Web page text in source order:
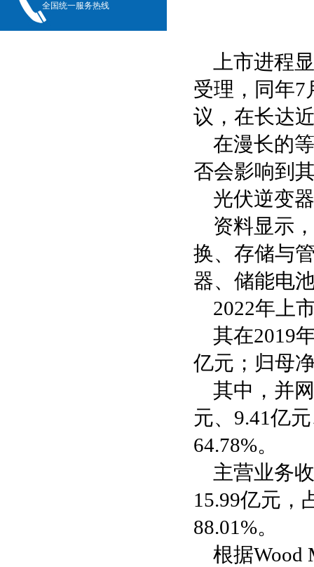
全国统一服务热线
上市进程
受理，同年7
议，在长达
在漫长的
否会影响到
光伏逆变
资料显示
换、存储与
器、储能电
2022年上
其在2019
亿元；归母
其中，并
元、9.41亿
64.78%。
主营业务
15.99亿元，
88.01%。
根据Wood